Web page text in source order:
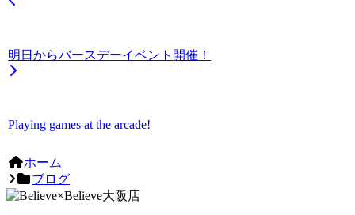
明日からバースデーイベント開催！
Playing games at the arcade!
ホーム
ブログ